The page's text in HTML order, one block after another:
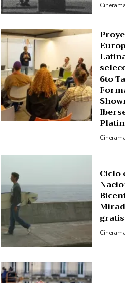
6to
Ciclo